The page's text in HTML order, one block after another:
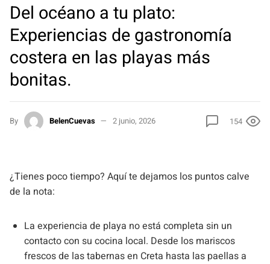
Del océano a tu plato:
Experiencias de gastronomía
costera en las playas más
bonitas.
By BelenCuevas 2 junio, 2026 154
¿Tienes poco tiempo? Aquí te dejamos los puntos calve
de la nota:
La experiencia de playa no está completa sin un
contacto con su cocina local. Desde los mariscos
frescos de las tabernas en Creta hasta las paellas a